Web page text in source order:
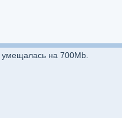
на 700Mb.